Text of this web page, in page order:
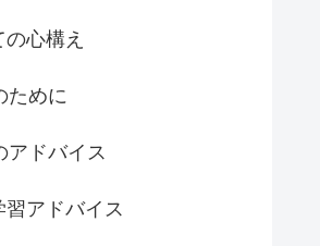
心構え
ために
アドバイス
アドバイス